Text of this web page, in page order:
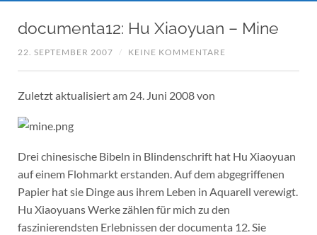
documenta12: Hu Xiaoyuan – Mine
22. SEPTEMBER 2007 / KEINE KOMMENTARE
Zuletzt aktualisiert am 24. Juni 2008 von
Drei chinesische Bibeln in Blindenschrift hat Hu Xiaoyuan
auf einem Flohmarkt erstanden. Auf dem abgegriffenen
Papier hat sie Dinge aus ihrem Leben in Aquarell verewigt.
Hu Xiaoyuans Werke zählen für mich zu den
faszinierendsten Erlebnissen der documenta 12. Sie